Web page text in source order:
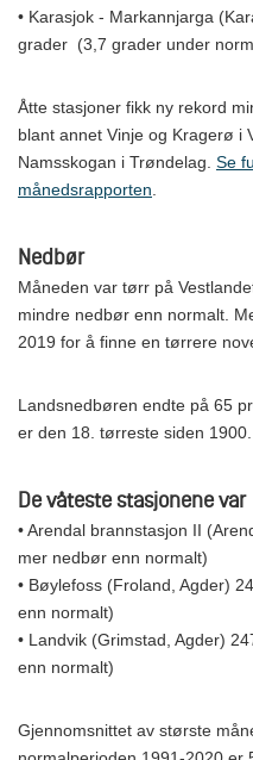
• Karasjok - Markannjarga
grader (3,7 grader under
Åtte stasjoner fikk ny rekord
blant annet Vinje og Kragerø i
Namsskogan i Trøndelag. Se
månedsrapporten
Nedbør
Måneden var tørr på
mindre nedbør enn normalt.
2019 for å finne en tørrere
Landsnedbøren endte på 65
er den 18. tørreste siden 1900.
De våteste stasjonene var
• Arendal brannstasjon II
mer nedbør enn normalt)
• Bøylefoss (Froland, Agder)
enn normalt)
• Landvik (Grimstad, Agder)
enn normalt)
Gjennomsnittet av største